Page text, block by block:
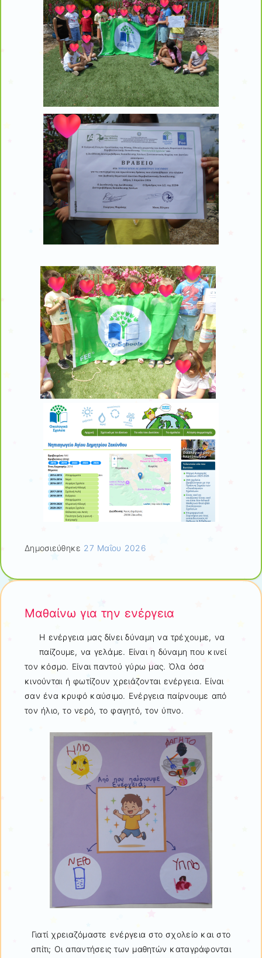
Δημοσιεύθηκε 27 Μαΐου 2026
Μαθαίνω για την ενέργεια
Η ενέργεια μας δίνει δύναμη να τρέχουμε, να
παίζουμε, να γελάμε. Είναι η δύναμη που κινεί
τον κόσμο. Είναι παντού γύρω μας. Όλα όσα
κινούνται ή φωτίζουν χρειάζονται ενέργεια. Είναι
σαν ένα κρυφό καύσιμο. Ενέργεια παίρνουμε από
τον ήλιο, το νερό, το φαγητό, τον ύπνο.
Γιατί χρειαζόμαστε ενέργεια στο σχολείο και στο
σπίτι; Οι απαντήσεις των μαθητών καταγράφονται